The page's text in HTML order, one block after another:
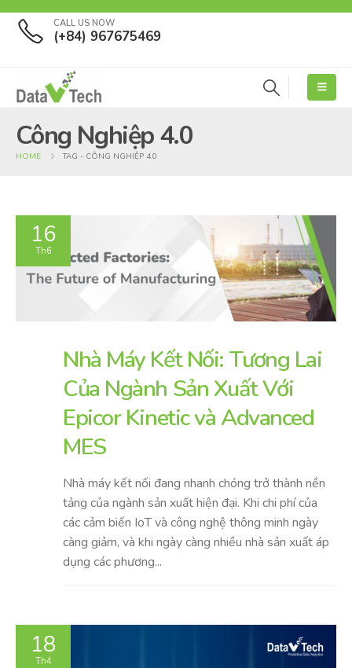
CALL US NOW
(+84) 967675469
Công Nghiệp 4.0
HOME TAG - CÔNG NGHIỆP 4.0
16
Th6
Nhà Máy Kết Nối: Tương Lai
Của Ngành Sản Xuất Với
Epicor Kinetic và Advanced
MES
Nhà máy kết nối đang nhanh chóng trở thành nền
tảng của ngành sản xuất hiện đại. Khi chi phí của
các cảm biến IoT và công nghệ thông minh ngày
càng giảm, và khi ngày càng nhiều nhà sản xuất áp
dụng các phương...
18
Th4